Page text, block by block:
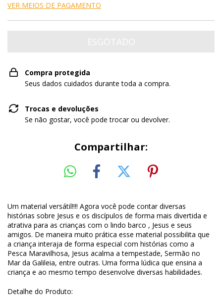
VER MEIOS DE PAGAMENTO
Compra protegida
Seus dados cuidados durante toda a compra.
Trocas e devoluções
Se não gostar, você pode trocar ou devolver.
Compartilhar:
Um material versátil!!!! Agora você pode contar diversas
histórias sobre Jesus e os discípulos de forma mais divertida e
atrativa para as crianças com o lindo barco , Jesus e seus
amigos. De maneira muito prática esse material possibilita que
a criança interaja de forma especial com histórias como a
Pesca Maravilhosa, Jesus acalma a tempestade, Sermão no
Mar da Galileia, entre outras. Uma forma lúdica que ensina a
criança e ao mesmo tempo desenvolve diversas habilidades.
Detalhe do Produto: